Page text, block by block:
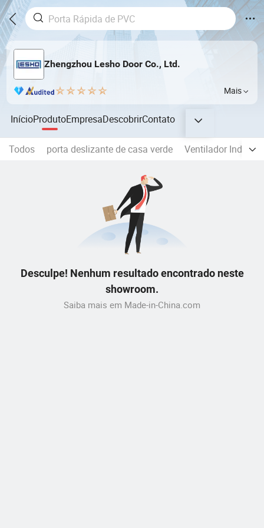
Zhengzhou Lesho Door Co., Ltd.
Mais
InícioProdutoEmpresaDescobrirContato
Todos porta deslizante de casa verde Ventilador
Desculpe! Nenhum resultado encontrado neste
showroom.
Saiba mais em Made-in-China.com